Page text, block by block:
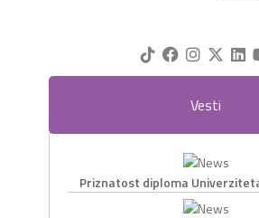
Vesti
Priznatost diploma